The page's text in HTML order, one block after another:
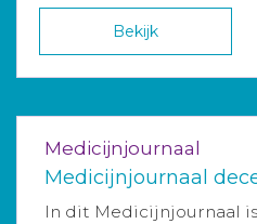
Bekijk
Medicijnjournaal
Medicijnjournaal
In dit Medicijnjournaal